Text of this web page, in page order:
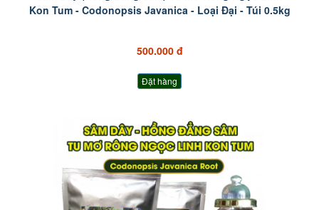
Kon Tum - Codonopsis Javanica - Loại Đại - Túi 0.5kg
500.000 đ
Đặt hàng